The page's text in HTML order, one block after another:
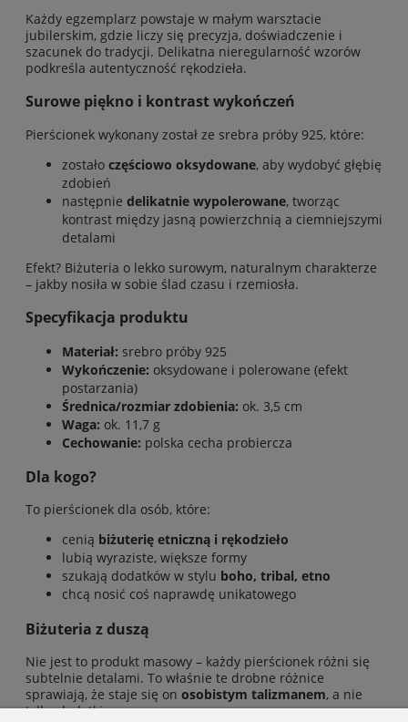
Każdy egzemplarz powstaje w małym warsztacie
jubilerskim, gdzie liczy się precyzja, doświadczenie i
szacunek do tradycji. Delikatna nieregularność wzorów
podkreśla autentyczność rękodzieła.
Surowe piękno i kontrast wykończeń
Pierścionek wykonany został ze srebra próby 925, które:
zostało częściowo oksydowane, aby wydobyć głębię
zdobień
następnie delikatnie wypolerowane, tworząc
kontrast między jasną powierzchnią a ciemniejszymi
detalami
Efekt? Biżuteria o lekko surowym, naturalnym charakterze
– jakby nosiła w sobie ślad czasu i rzemiosła.
Specyfikacja produktu
Materiał: srebro próby 925
Wykończenie: oksydowane i polerowane (efekt
postarzania)
Średnica/rozmiar zdobienia: ok. 3,5 cm
Waga: ok. 11,7 g
Cechowanie: polska cecha probiercza
Dla kogo?
To pierścionek dla osób, które:
cenią biżuterię etniczną i rękodzieło
lubią wyraziste, większe formy
szukają dodatków w stylu boho, tribal, etno
chcą nosić coś naprawdę unikatowego
Biżuteria z duszą
Nie jest to produkt masowy – każdy pierścionek różni się
subtelnie detalami. To właśnie te drobne różnice
sprawiają, że staje się on osobistym talizmanem, a nie
tylko dodatkiem.